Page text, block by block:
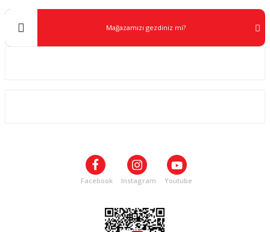
Mağazamızı gezdiniz mi?
Facebook Instagram Youtube